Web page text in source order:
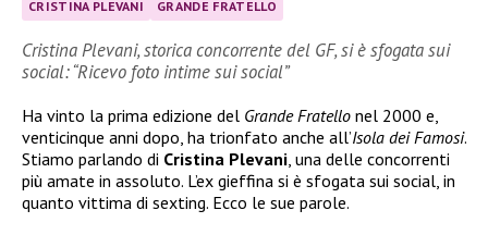
CRISTINA PLEVANI GRANDE FRATELLO
Cristina Plevani, storica concorrente del GF, si è sfogata sui
social: “Ricevo foto intime sui social”
Ha vinto la prima edizione del Grande Fratello nel 2000 e,
venticinque anni dopo, ha trionfato anche all’Isola dei Famosi.
Stiamo parlando di Cristina Plevani , una delle concorrenti
più amate in assoluto. L’ex gieffina si è sfogata sui social, in
quanto vittima di sexting. Ecco le sue parole.